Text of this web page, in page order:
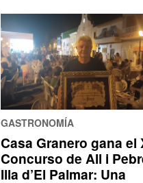
GASTRONOMÍA
Casa Granero gana el
Concurso de All i
Illa d’El Palmar: Una